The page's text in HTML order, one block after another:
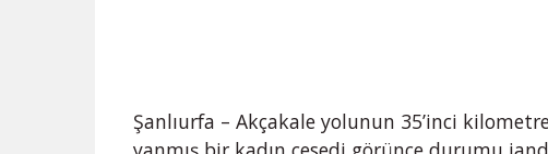
Şanlıurfa – Akçakale yolunun 35’inci